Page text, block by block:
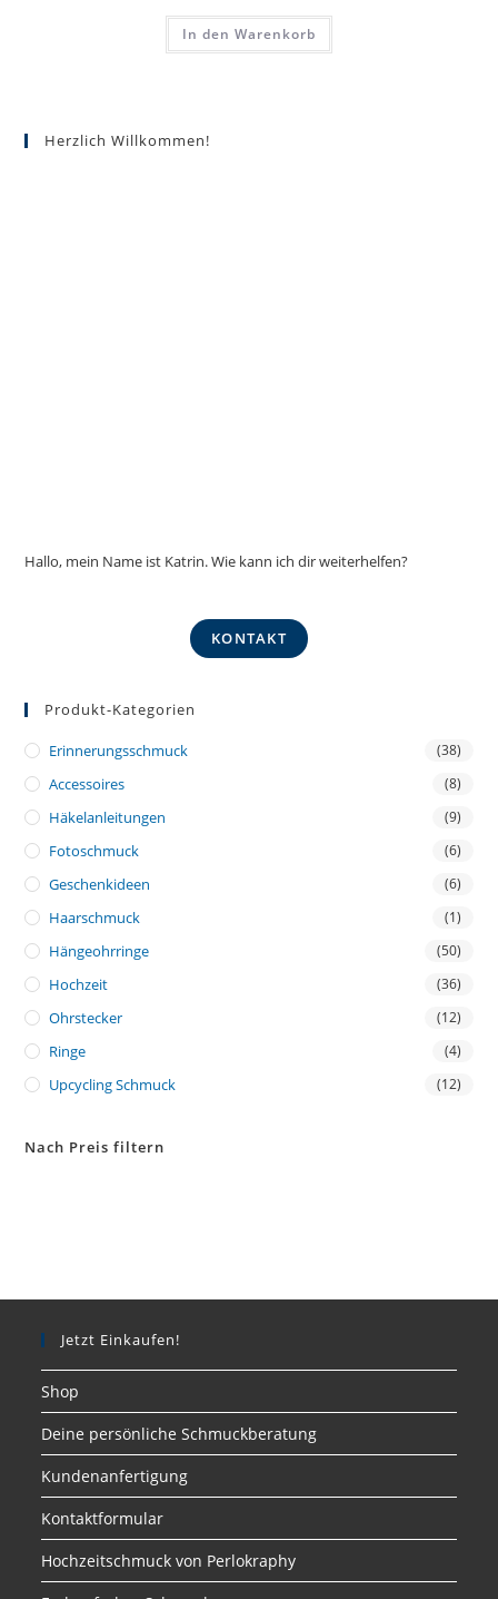
In den Warenkorb
Herzlich Willkommen!
Hallo, mein Name ist Katrin. Wie kann ich dir weiterhelfen?
KONTAKT
Produkt-Kategorien
Erinnerungsschmuck (38)
Accessoires (8)
Häkelanleitungen (9)
Fotoschmuck (6)
Geschenkideen (6)
Haarschmuck (1)
Hängeohrringe (50)
Hochzeit (36)
Ohrstecker (12)
Ringe (4)
Upcycling Schmuck (12)
Nach Preis filtern
Jetzt Einkaufen!
Shop
Deine persönliche Schmuckberatung
Kundenanfertigung
Kontaktformular
Hochzeitschmuck von Perlokraphy